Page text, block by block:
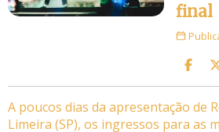
final
A poucos dias da apresentação de
Limeira (SP), os ingressos para as